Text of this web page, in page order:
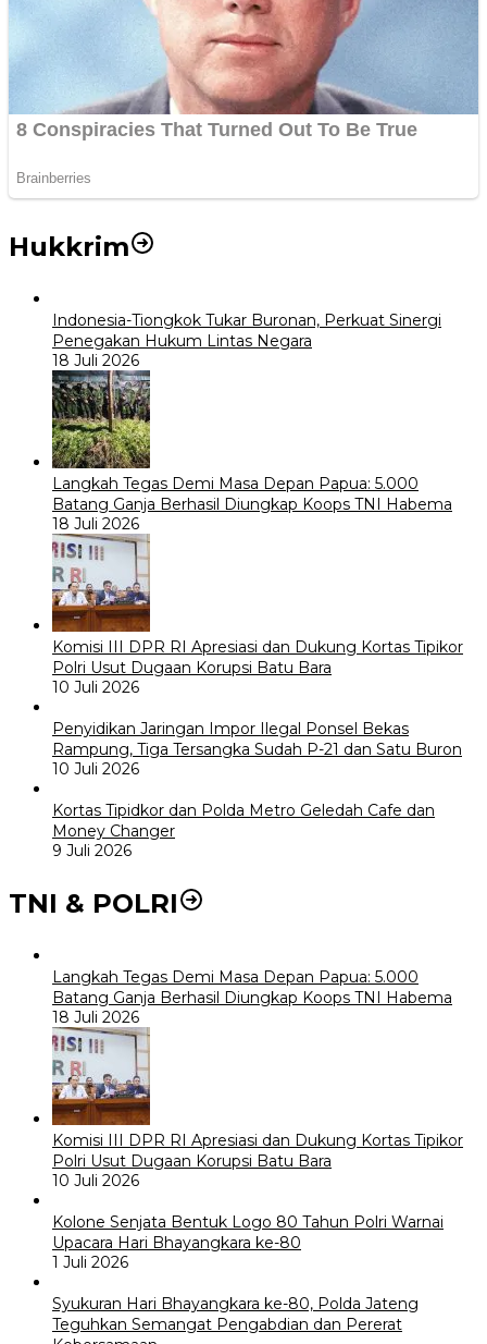
Hukkrim
Indonesia-Tiongkok Tukar Buronan, Perkuat Sinergi
Penegakan Hukum Lintas Negara
18 Juli 2026
Langkah Tegas Demi Masa Depan Papua: 5.000
Batang Ganja Berhasil Diungkap Koops TNI Habema
18 Juli 2026
Komisi III DPR RI Apresiasi dan Dukung Kortas Tipikor
Polri Usut Dugaan Korupsi Batu Bara
10 Juli 2026
Penyidikan Jaringan Impor Ilegal Ponsel Bekas
Rampung, Tiga Tersangka Sudah P-21 dan Satu Buron
10 Juli 2026
Kortas Tipidkor dan Polda Metro Geledah Cafe dan
Money Changer
9 Juli 2026
TNI & POLRI
Langkah Tegas Demi Masa Depan Papua: 5.000
Batang Ganja Berhasil Diungkap Koops TNI Habema
18 Juli 2026
Komisi III DPR RI Apresiasi dan Dukung Kortas Tipikor
Polri Usut Dugaan Korupsi Batu Bara
10 Juli 2026
Kolone Senjata Bentuk Logo 80 Tahun Polri Warnai
Upacara Hari Bhayangkara ke-80
1 Juli 2026
Syukuran Hari Bhayangkara ke-80, Polda Jateng
Teguhkan Semangat Pengabdian dan Pererat